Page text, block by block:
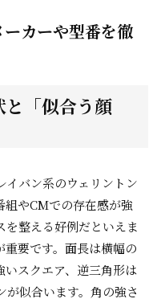
カーや型番を徹
「似合う顔
イバン系のウェリントン
組やCMでの存在感が強
を整える好例だといえま
要です。面長は横幅の
いスクエア、逆三角形は
似合います。角の強さ